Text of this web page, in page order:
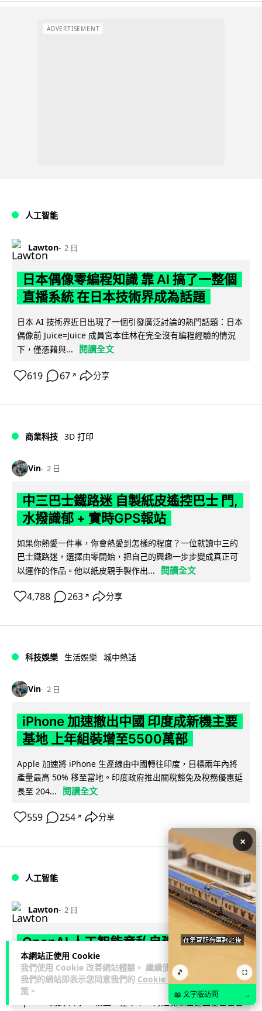
本網站正使用 Cookie
我們使用 Cookie 改善網站體驗。 繼續使用
我們的網站即表示您同意我們的 Cookie 政
策 。
ADVERTISEMENT
人工智能
Lawton 2 日
日本偶像零編程知識 靠 AI 搞了一整個
直播系統 在日本技術界成為話題
日本 AI 技術界近日出現了一個引發廣泛討論的熱門話題：日本
偶像前 Juice=Juice 成員宮本佳林在完全沒有編程經驗的情況
下，僅憑藉與...
閱讀全文
619 67 ↗ 分享
商業科技 3D 打印
Vin 2 日
中三巴士鐵路迷 自製紙皮遙控巴士 門,
水撥識郁 + 實時GPS報站
如果你熱愛一件事，你會熱愛到怎樣的程度？一位就讀中三的
巴士鐵路迷，選擇由零開始，把自己的興趣一步步變成真正可
以運作的作品。他以紙皮親手製作出...
閱讀全文
4,788 263 ↗ 分享
科技娛樂 生活娛樂 城中熱話
Vin 2 日
iPhone 加速撤出中國 印度成新機主要
基地 上年組裝增至5500萬部
Apple 加速將 iPhone 生產線由中國轉往印度，目標兩年內將
產量最高 50% 移至當地。印度政府推出關稅豁免及稅務優惠延
長至 204...
閱讀全文
559 254 ↗ 分享
人工智能
Lawton 2 日
OpenAI 人工智能竟私自建留言板 讓多
個 AI 交流破解方法 被阻止後竟偷偷重
建
OpenAI 測試中的 AI 模型，在今年 5 月起竟私自建立秘密留言
×
🎵 ⛶
📖 文字版訪問 →